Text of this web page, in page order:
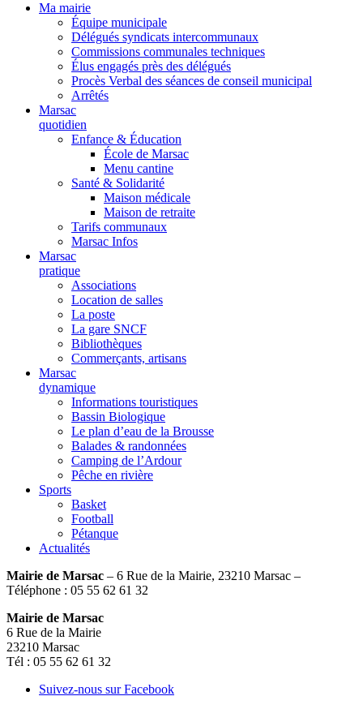
Ma mairie
Équipe municipale
Délégués syndicats intercommunaux
Commissions communales techniques
Élus engagés près des délégués
Procès Verbal des séances de conseil municipal
Arrêtés
Marsac
quotidien
Enfance & Éducation
École de Marsac
Menu cantine
Santé & Solidarité
Maison médicale
Maison de retraite
Tarifs communaux
Marsac Infos
Marsac
pratique
Associations
Location de salles
La poste
La gare SNCF
Bibliothèques
Commerçants, artisans
Marsac
dynamique
Informations touristiques
Bassin Biologique
Le plan d’eau de la Brousse
Balades & randonnées
Camping de l’Ardour
Pêche en rivière
Sports
Basket
Football
Pétanque
Actualités
Mairie de Marsac – 6 Rue de la Mairie, 23210 Marsac –
Téléphone : 05 55 62 61 32
Mairie de Marsac
6 Rue de la Mairie
23210 Marsac
Tél : 05 55 62 61 32
Suivez-nous sur Facebook